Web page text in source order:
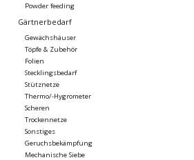
Powder feeding
Gärtnerbedarf
Gewächshäuser
Töpfe & Zubehör
Folien
Stecklingsbedarf
Stütznetze
Thermo/-Hygrometer
Scheren
Trockennetze
Sonstiges
Geruchsbekämpfung
Mechanische Siebe